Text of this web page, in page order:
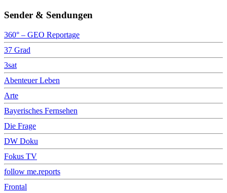
Sender & Sendungen
360° – GEO Reportage
37 Grad
3sat
Abenteuer Leben
Arte
Bayerisches Fernsehen
Die Frage
DW Doku
Fokus TV
follow me.reports
Frontal